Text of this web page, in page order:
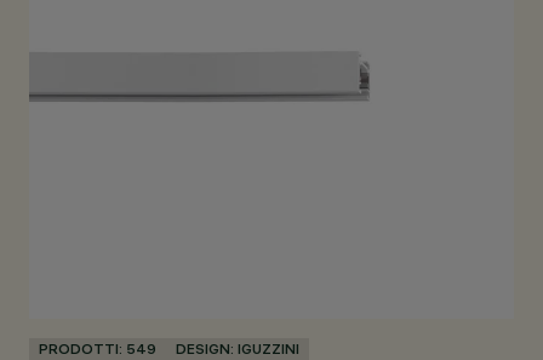
PRODOTTI: 549 DESIGN: IGUZZINI